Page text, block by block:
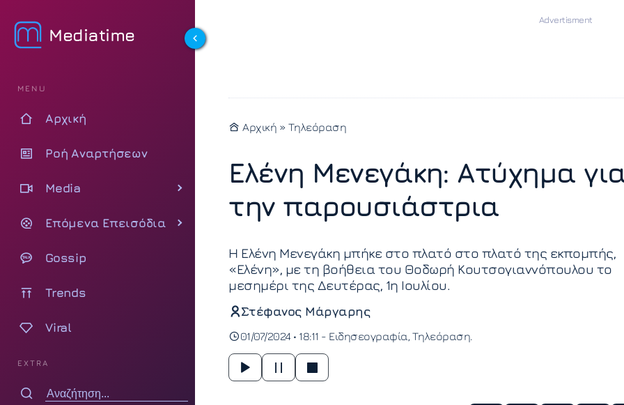
Mediatime
MENU
Αρχική
Ροή Αναρτήσεων
Media
Επόμενα Επεισόδια
Gossip
Trends
Viral
EXTRA
Αρχική » Τηλεόραση
Ελένη Μενεγάκη: Ατύχημα
την παρουσιάστρια
Η Ελένη Μενεγάκη μπήκε στο πλατό στο πλατό της εκπομπής,
«Ελένη», με τη βοήθεια του Θοδωρή Κουτσογιαννόπουλου το
μεσημέρι της Δευτέρας, 1η Ιουλίου.
Στέφανος Μάργαρης
01/07/2024 • 18:11 - Ειδησεογραφία Τηλεόραση